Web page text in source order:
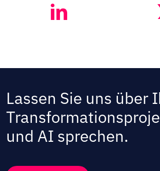
Lassen Sie uns über
und AI sprechen.